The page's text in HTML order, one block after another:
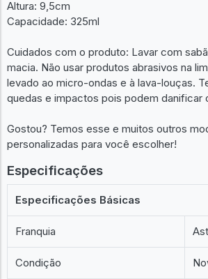
Altura: 9,5cm
Capacidade: 325ml
Cuidados com o produto: Lavar com
macia. Não usar produtos abrasivos na
levado ao micro-ondas e à lava-louças.
quedas e impactos pois podem danificar
Gostou? Temos esse e muitos outros
personalizadas para você escolher!
Especificações
Especificações Básicas
Franquia
Condição